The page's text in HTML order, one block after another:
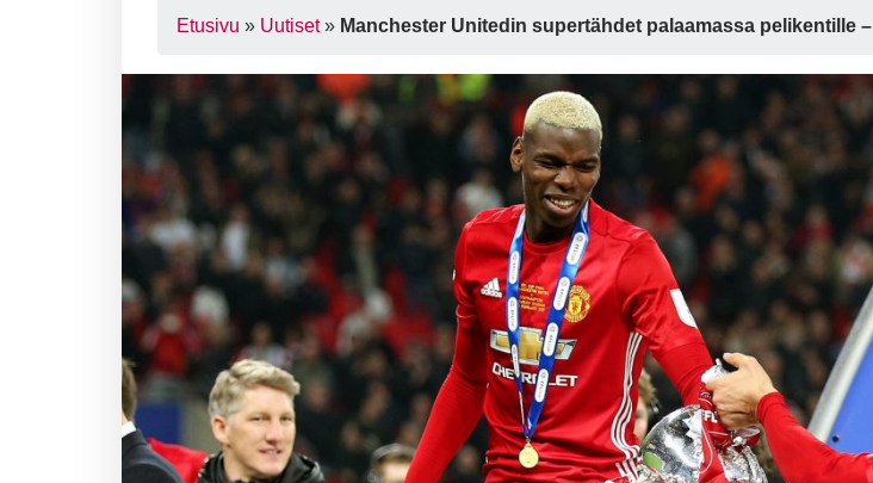
Etusivu » Uutiset» Manchester Unitedin supertähdet palaamassa pelikentille